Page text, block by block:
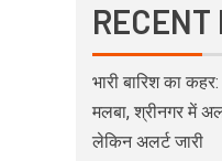
RECENT
भारी बारिश का कहर:
मलबा, श्रीनगर में
लेकिन अलर्ट जारी